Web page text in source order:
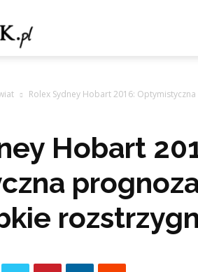
Rolex Sydney Hobart 2016:
Hobart